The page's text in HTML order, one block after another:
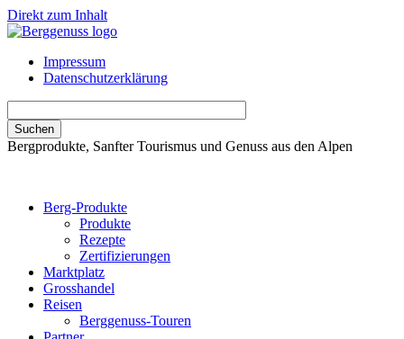
Direkt zum Inhalt
Impressum
Datenschutzerklärung
Bergprodukte, Sanfter Tourismus und Genuss aus den Alpen
Berg-Produkte
Produkte
Rezepte
Zertifizierungen
Marktplatz
Grosshandel
Reisen
Berggenuss-Touren